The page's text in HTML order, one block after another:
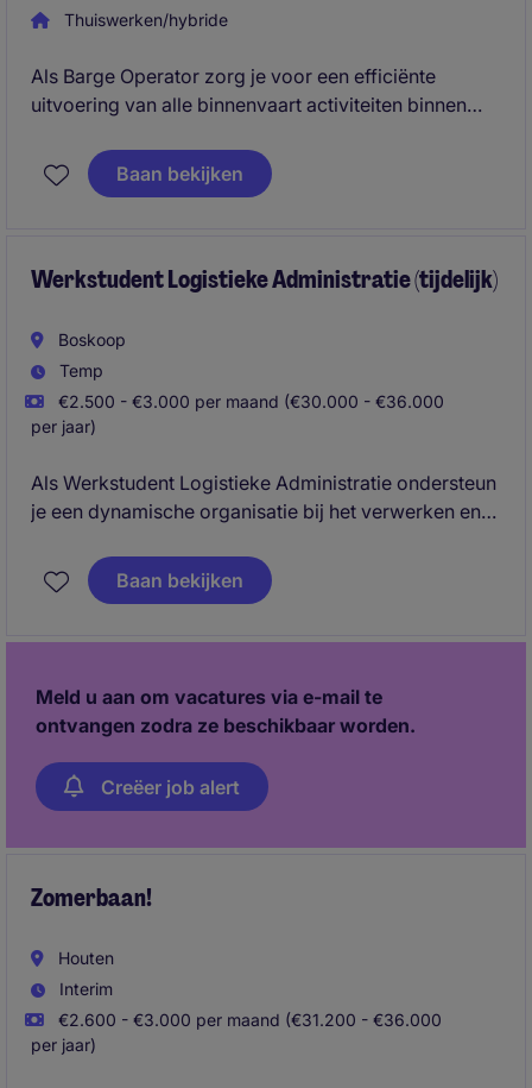
Thuiswerken/hybride
Als Barge Operator zorg je voor een efficiënte
uitvoering van alle binnenvaart activiteiten binnen
traders, terminals en logistieke partners door
processen strak te coördineren en documentatie
Baan bekijken
Werkstudent Logistieke Administratie (tijdelijk)
Boskoop
Temp
€2.500 - €3.000 per maand (€30.000 - €36.000
per jaar)
Als Werkstudent Logistieke Administratie ondersteun
je een dynamische organisatie bij het verwerken en
goederenstromen en orders tijdens een drukke
operationele periode. Dit is een ideale bijbaan voor
Baan bekijken
Meld u aan om vacatures via e-mail te
ontvangen zodra ze beschikbaar worden.
Creëer job alert
Zomerbaan!
Houten
Interim
€2.600 - €3.000 per maand (€31.200 - €36.000
per jaar)